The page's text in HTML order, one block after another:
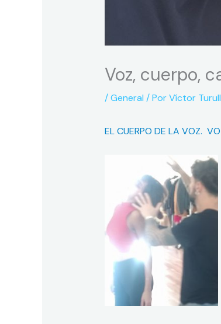
Voz, cuerpo,
/General / PorVíctor Turull
EL CUERPO DE LA VOZ.